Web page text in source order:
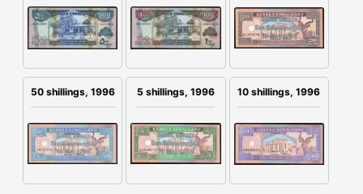
50 shillings, 1996 5 shillings, 1996 10 shillings, 1996